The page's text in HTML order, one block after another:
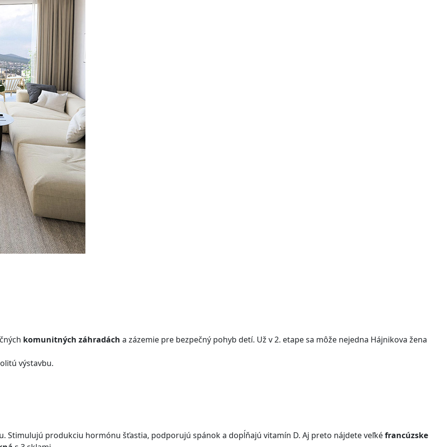
komunitných záhradách a zázemie pre bezpečný pohyb detí. Už v 2. etape sa môže nejedna Hájnikova žena
výstavbu.
Stimulujú produkciu hormónu šťastia, podporujú spánok a dopĺňajú vitamín D. Aj preto nájdete veľkéfrancúzske